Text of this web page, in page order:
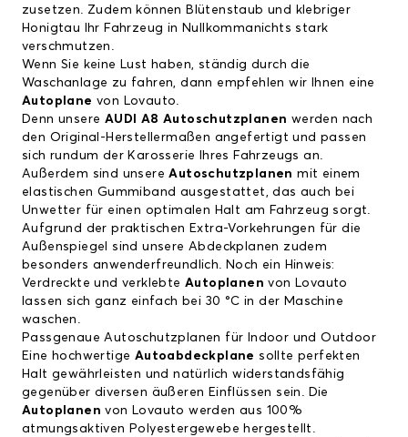
zusetzen. Zudem können Blütenstaub und klebriger
Honigtau Ihr Fahrzeug in Nullkommanichts stark
verschmutzen.
Wenn Sie keine Lust haben, ständig durch die
Waschanlage zu fahren, dann empfehlen wir Ihnen eine
Autoplane von Lovauto.
Denn unsere AUDI A8 Autoschutzplanen werden nach
den Original-Herstellermaßen angefertigt und passen
sich rundum der Karosserie Ihres Fahrzeugs an.
Außerdem sind unsere Autoschutzplanenmit einem
elastischen Gummiband ausgestattet, das auch bei
Unwetter für einen optimalen Halt am Fahrzeug sorgt.
Aufgrund der praktischen Extra-Vorkehrungen für die
Außenspiegel sind unsere Abdeckplanen zudem
besonders anwenderfreundlich. Noch ein Hinweis:
Verdreckte und verklebte Autoplanen von Lovauto
lassen sich ganz einfach bei 30 °C in der Maschine
waschen.
Passgenaue Autoschutzplanen für Indoor und Outdoor
Eine hochwertige Autoabdeckplane sollte perfekten
Halt gewährleisten und natürlich widerstandsfähig
gegenüber diversen äußeren Einflüssen sein. Die
Autoplanen von Lovauto werden aus 100%
atmungsaktiven Polyestergewebe hergestellt.